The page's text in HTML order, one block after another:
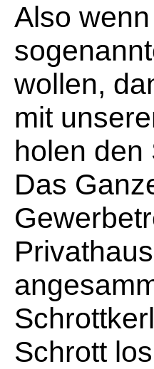
Also
wollen,
mit
holen den
Das
Schrott